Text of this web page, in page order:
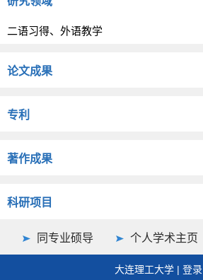
二语习得、外语教学
论文成果
专利
著作成果
科研项目
同专业硕导 个人学术主页
大连理工大学 | 登录